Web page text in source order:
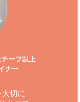
ーフ以上
ナー
切に